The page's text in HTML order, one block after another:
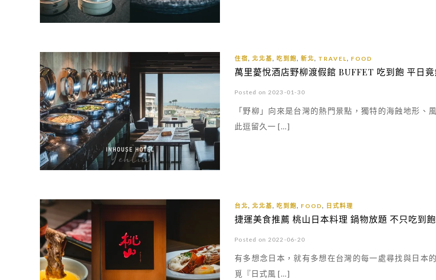
住宿, 北北基, 吃到飽, 新北, TRAVEL, FOOD
萬里薆悅酒店野柳渡假館 BUFFET 吃到飽 平日
Posted on 2023-01-30
「野柳」向來是台灣的熱門景點，獨特的海蝕地形
此逗留久一 […]
台北, 北北基, 吃到飽, FOOD, 日式料理
捷運美食推薦 桃山日本料理 鍋物放題 不只吃到
Posted on 2022-06-20
有多想念日本，就有多想在台灣的每一處尋找與日本
覓『日式風 […]